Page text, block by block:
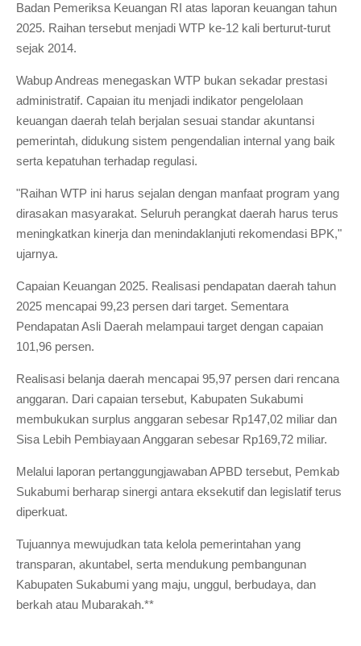
Badan Pemeriksa Keuangan RI atas laporan keuangan tahun
2025. Raihan tersebut menjadi WTP ke-12 kali berturut-turut
sejak 2014.
Wabup Andreas menegaskan WTP bukan sekadar prestasi
administratif. Capaian itu menjadi indikator pengelolaan
keuangan daerah telah berjalan sesuai standar akuntansi
pemerintah, didukung sistem pengendalian internal yang baik
serta kepatuhan terhadap regulasi.
"Raihan WTP ini harus sejalan dengan manfaat program yang
dirasakan masyarakat. Seluruh perangkat daerah harus terus
meningkatkan kinerja dan menindaklanjuti rekomendasi BPK,"
ujarnya.
Capaian Keuangan 2025. Realisasi pendapatan daerah tahun
2025 mencapai 99,23 persen dari target. Sementara
Pendapatan Asli Daerah melampaui target dengan capaian
101,96 persen.
Realisasi belanja daerah mencapai 95,97 persen dari rencana
anggaran. Dari capaian tersebut, Kabupaten Sukabumi
membukukan surplus anggaran sebesar Rp147,02 miliar dan
Sisa Lebih Pembiayaan Anggaran sebesar Rp169,72 miliar.
Melalui laporan pertanggungjawaban APBD tersebut, Pemkab
Sukabumi berharap sinergi antara eksekutif dan legislatif terus
diperkuat.
Tujuannya mewujudkan tata kelola pemerintahan yang
transparan, akuntabel, serta mendukung pembangunan
Kabupaten Sukabumi yang maju, unggul, berbudaya, dan
berkah atau Mubarakah.**